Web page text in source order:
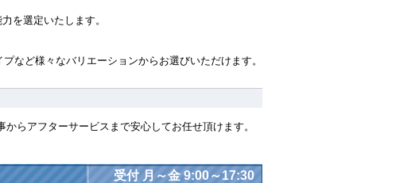
を選定いたします。
など様々なバリエーションからお選びいただけます。
らアフターサービスまで安心してお任せ頂けます。
受付 月～金 9:00～17:30